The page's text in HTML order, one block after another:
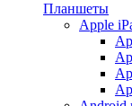
Планшеты
Apple